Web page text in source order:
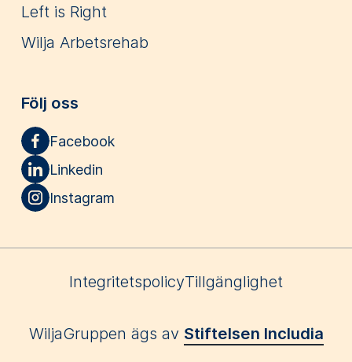
Left is Right
Wilja Arbetsrehab
Följ oss
Facebook
Linkedin
Instagram
IntegritetspolicyTillgänglighet
WiljaGruppen ägs av Stiftelsen Includia